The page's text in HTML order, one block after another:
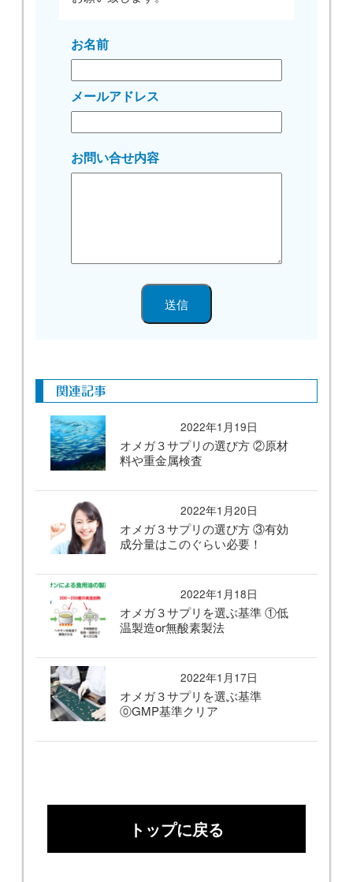
お名前
メールアドレス
お問い合せ内容
関連記事
2022年1月19日
オメガ３サプリの選び方 ②原材
料や重金属検査
2022年1月20日
オメガ３サプリの選び方 ③有効
成分量はこのぐらい必要！
2022年1月18日
オメガ３サプリを選ぶ基準 ①低
温製造or無酸素製法
2022年1月17日
オメガ３サプリを選ぶ基準
⓪GMP基準クリア
トップに戻る